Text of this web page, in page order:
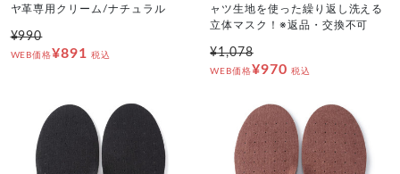
ヤ革専用クリーム/ナチュラル
¥990
WEB価格¥891 税込
ャツ生地を使った繰り返し洗える
立体マスク！※返品・交換不可
¥1,078
WEB価格¥970 税込